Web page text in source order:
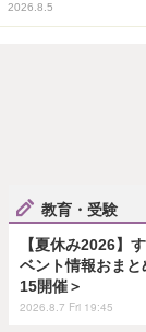
2026.8.5
教育・受験
【夏休み2026】
ベント情報おまと
15開催＞
2026.8.7 Fri 19:45